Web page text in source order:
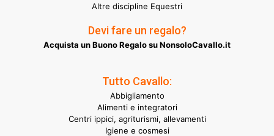
Altre discipline Equestri
Devi fare un regalo?
Acquista un Buono Regalo su NonsoloCavallo.it
Tutto Cavallo:
Abbigliamento
Alimenti e integratori
Centri ippici, agriturismi, allevamenti
Igiene e cosmesi